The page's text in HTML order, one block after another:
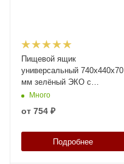
Пищевой ящик
универсальный 740х440х70
мм зелёный ЭКО с
перфорированными
стенками и сплошным дном
Много
от 754 ₽
Подробнее